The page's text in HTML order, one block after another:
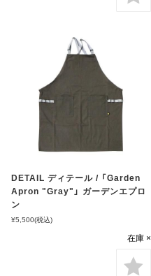
DETAIL ディテール / 「Garden
Apron "Gray"」 ガーデンエプロ
ン
¥5,500(税込)
在庫 ×